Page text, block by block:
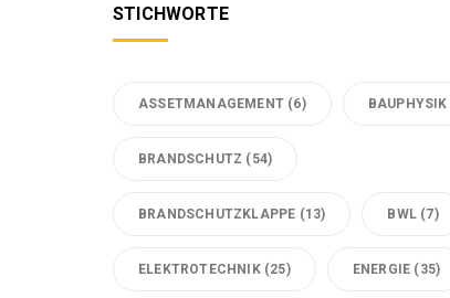
STICHWORTE
ASSETMANAGEMENT (6) BAUPHYSIK
BRANDSCHUTZ (54)
BRANDSCHUTZKLAPPE (13) BWL (7)
ELEKTROTECHNIK(25) ENERGIE (35)